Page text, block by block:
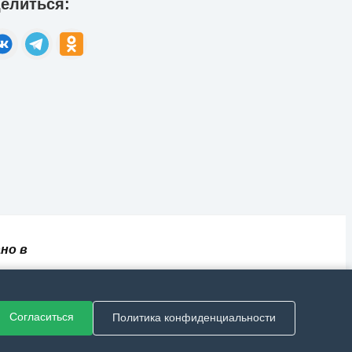
в
Согласиться Политика конфиденциальности